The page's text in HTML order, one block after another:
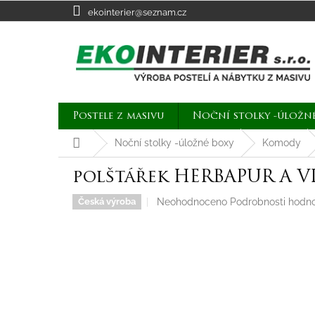
na
ekointerier@seznam.cz
Postele z masivu Noční stolky -
Domů Noční stolky -úložné boxy Komody
polštářek HERBAPUR A
Česká výroba
Průměrné
Neohodnoceno Podrobnosti